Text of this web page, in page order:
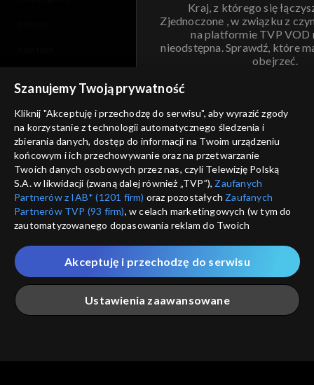
Kraj, z którego się
Zjednoczone , w związku z
na platformie TVP VOD
nieodstępna. Sprawdź, które
obejrzeć.
ANULUJ
informacje o dostawcy usług
Szanujemy Twoją prywatność
Kliknij "Akceptuję i przechodzę do serwisu", aby wyrazić zgody
na korzystanie z technologii automatycznego śledzenia i
zbierania danych, dostęp do informacji na Twoim urządzeniu
końcowym i ich przechowywanie oraz na przetwarzanie
Twoich danych osobowych przez nas, czyli Telewizję Polską
S.A. w likwidacji (zwaną dalej również „TVP”), Zaufanych
Partnerów z IAB* (1201 firm) oraz pozostałych Zaufanych
Partnerów TVP (93 firm), w celach marketingowych (w tym do
zautomatyzowanego dopasowania reklam do Twoich
które wskazujemy poniżej, a także zgody na udostępnianie
przez nas identyfikatora PPID do Google.
Twoje dane osobowe zbierane podczas odwiedzania przez
Ciebie naszych
poszczególnych serwisówzwanych dalej
„Portalem”, w tym informacje zapisywane za pomocą
Ustawienia zaawansowane
Akceptuję i przechodzę do serwisu